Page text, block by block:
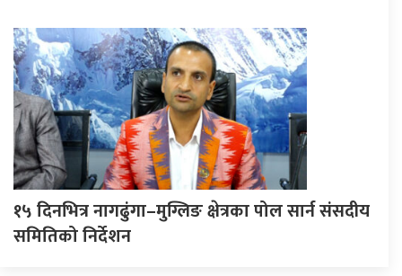
१५ दिनभित्र नागढुंगा–मुग्लिङ क्षेत्रका पोल सार्न संसदीय
समितिको निर्देशन